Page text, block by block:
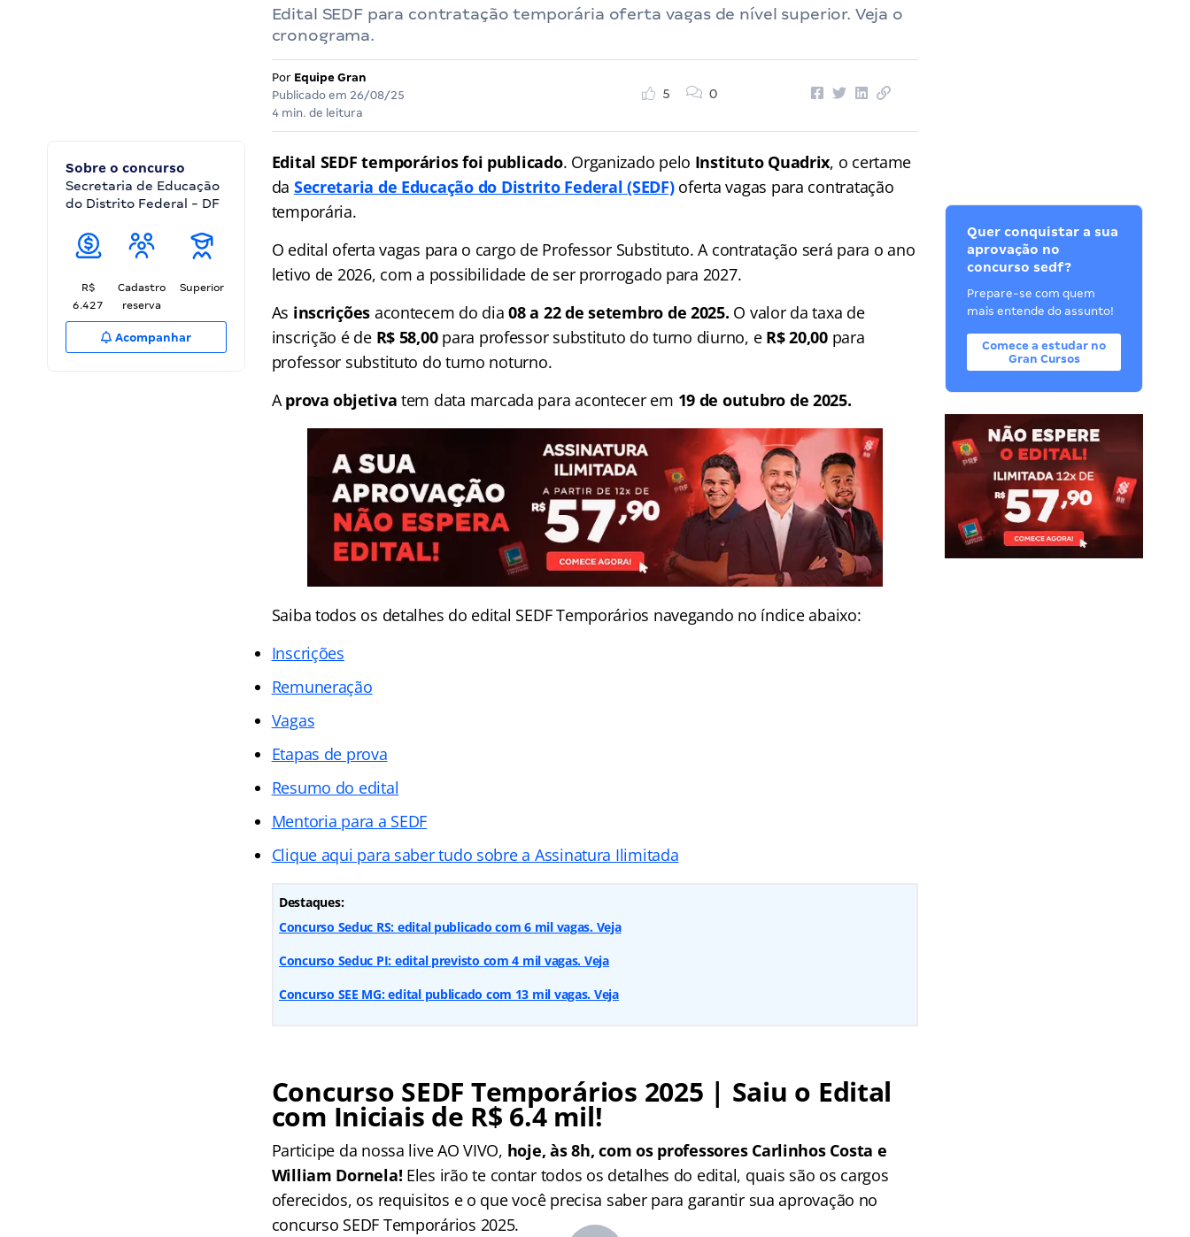
Edital SEDF para contratação temporária oferta vagas de nível superior. Veja o
cronograma.
Por Equipe Gran
Publicado em 26/08/25
4 min. de leitura
5 0
Sobre o concurso
Secretaria de Educação
do Distrito Federal - DF
R$
6.427
Cadastro
reserva
Superior
Acompanhar
Edital SEDF temporários foi publicado. Organizado pelo Instituto Quadrix, o certame
da Secretaria de Educação do Distrito Federal (SEDF)oferta vagas para contratação
temporária.
O edital oferta vagas para o cargo de Professor Substituto. A contratação será para o ano
letivo de 2026, com a possibilidade de ser prorrogado para 2027.
As inscrições acontecem do dia08 a 22 de setembro de 2025. O valor da taxa de
inscrição é deR$ 58,00para professor substituto do turno diurno, eR$ 20,00para
professor substituto do turno noturno.
Aprova objetivatem data marcada para acontecer em 19 de outubro de 2025.
Saiba todos os detalhes do edital SEDF Temporários navegando no índice abaixo:
Inscrições
Remuneração
Vagas
Etapas de prova
Resumo do edital
Mentoria para a SEDF
Clique aqui para saber tudo sobre a Assinatura Ilimitada
Destaques:
Concurso Seduc RS: edital publicado com 6 mil vagas. Veja
Concurso Seduc PI: edital previsto com 4 mil vagas. Veja
Concurso SEE MG: edital publicado com 13 mil vagas. Veja
Concurso SEDF Temporários 2025 | Saiu o Edital
com Iniciais de R$ 6.4 mil!
Participe da nossa live AO VIVO, hoje, às 8h, com os professores Carlinhos Costa e
William Dornela! Eles irão te contar todos os detalhes do edital, quais são os cargos
oferecidos, os requisitos e o que você precisa saber para garantir sua aprovação no
concurso SEDF Temporários 2025.
Quer conquistar a sua
aprovação no
concurso sedf?
Prepare-se com quem
mais entende do assunto!
Comece a estudar no
Gran Cursos